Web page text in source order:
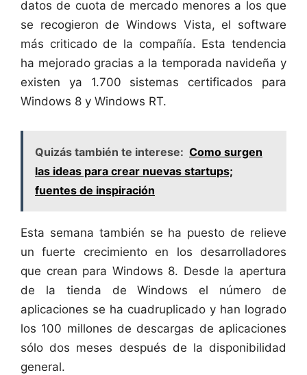
datos de cuota de mercado menores a los que
se recogieron de Windows Vista, el software
más criticado de la compañía. Esta tendencia
ha mejorado gracias a la temporada navideña y
existen ya 1.700 sistemas certificados para
Windows 8 y Windows RT.
Quizás también te interese: Como surgen
las ideas para crear nuevas startups;
fuentes de inspiración
Esta semana también se ha puesto de relieve
un fuerte crecimiento en los desarrolladores
que crean para Windows 8. Desde la apertura
de la tienda de Windows el número de
aplicaciones se ha cuadruplicado y han logrado
los 100 millones de descargas de aplicaciones
sólo dos meses después de la disponibilidad
general.